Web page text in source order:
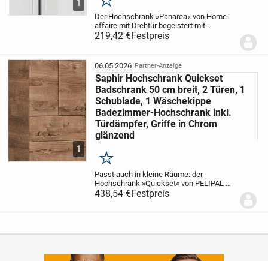
1 Merken
Der Hochschrank »Panarea« von Home
affaire mit Drehtür begeistert mit
großzügigen
Aufbewahrungsmöglichkeiten. Sein
Hochglanz-Optik und eine attraktive
Griffleiste...
219,42 €Festpreis
1
06.05.2026 Partner-Anzeige
Saphir Hochschrank Quickset
Badschrank 50 cm breit, 2 Türen, 1
Schublade, 1 Wäschekippe
Badezimmer-Hochschrank inkl.
Türdämpfer, Griffe in Chrom
glänzend
Merken
Passt auch in kleine Räume: der
Hochschrank »Quickset« von PELIPAL mit
Wäschekorb. Mit seinem trendigen
Design wertet er deine Einrichtung
438,54 €Festpreis